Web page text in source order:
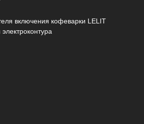
включения кофеварки LELIT